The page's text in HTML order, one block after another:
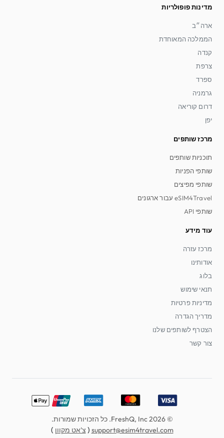
מדינות פופולריות
ארה״ב
הממלכה המאוחדת
קנדה
צרפת
ספרד
גרמניה
דרום קוריאה
יפן
מרכז שותפים
תוכניות שותפים
שותפי הפניות
שותפי מפיצים
eSIM4Travel עבור ארגונים
שותפי API
עוד מידע
מרכז עזרה
אודותינו
בלוג
תנאי שימוש
מדיניות פרטיות
מדריך הגדרה
הצטרף לשותפים שלנו
צור קשר
American Express, Discover, UnionPay, Apple Pay
© 2026 FreshQ, Inc. כל הזכויות שמורות.
support@esim4travel.com
( צ'אט מקוון )